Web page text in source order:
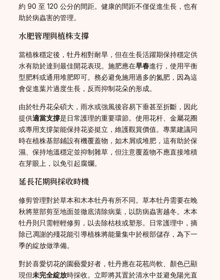
約 90 至 120 公分的間距。健康的間距不僅促進生長，也有
助於病蟲害的管理。
水肥管理與植株支撐
當植株穩定後，牡丹相對耐旱，但在生長活躍期保持穩定供
水有助於達到最佳開花表現。施肥應在早春進行，使用平衡
型肥料或通用堆肥即可。務必避免施用過多的氮肥，因為這
會促進葉片過度生長，反而抑制花朵的形成。
由於牡丹花朵碩大，雨水或強風後容易下垂甚至折斷，因此
提供適當支撐是日常護理的重要環節。使用花杆、金屬花圈
或專用支撐架能保持花姿挺立，維護觀賞價值。專業建議同
時在植株基部鋪設有機覆蓋物，如木屑或堆肥，這有助於保
濕、保持地溫穩定並抑制雜草，但注意覆蓋物不應直接堆積
在芽眼上，以免引起腐爛。
延長花期與採收時機
修剪管理對於草本和木本牡丹有所不同。草本牡丹需要在晚
秋將莖部剪至地面並徹底清除病葉，以防病蟲害越冬。木本
牡丹則只需輕輕修剪，以去除枯枝或塑形。日常護理中，摘
除已凋謝的殘花能引導植株將能量集中於根部儲存，為下一
季的綻放做準備。
對於喜愛切花的園藝愛好者，牡丹應在花苞尚軟、顏色已顯
現但未完全綻放時採收。立即將其置於清水中並避免陽光直